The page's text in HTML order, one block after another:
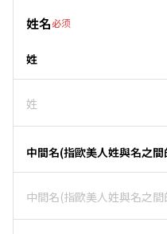
姓名必须
姓
中間名(指歐美人姓與名之間